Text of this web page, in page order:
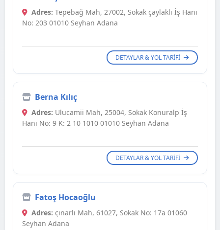
Adres: Tepebağ Mah, 27002, Sokak çaylaklı İş Hanı
No: 203 01010 Seyhan Adana
DETAYLAR & YOL TARIFI
Berna Kılıç
Adres: Ulucamii Mah, 25004, Sokak Konuralp İş
Hanı No: 9 K: 2 10 1010 01010 Seyhan Adana
DETAYLAR & YOL TARIFI
Fatoş Hocaoğlu
Adres: çınarlı Mah, 61027, Sokak No: 17a 01060
Seyhan Adana